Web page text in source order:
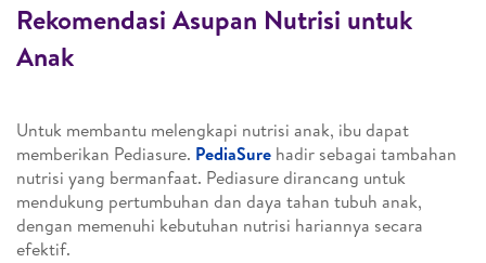
Rekomendasi Asupan Nutrisi untuk
Anak
Untuk membantu melengkapi nutrisi anak, ibu dapat
memberikan Pediasure. PediaSure hadir sebagai tambahan
nutrisi yang bermanfaat. Pediasure dirancang untuk
mendukung pertumbuhan dan daya tahan tubuh anak,
dengan memenuhi kebutuhan nutrisi hariannya secara
efektif.